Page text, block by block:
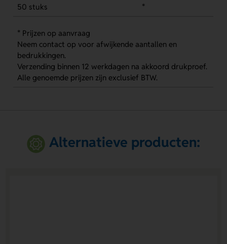
50 stuks
*
* Prijzen op aanvraag
Neem contact op voor afwijkende aantallen en
bedrukkingen.
Verzending binnen 12 werkdagen na akkoord drukproef.
Alle genoemde prijzen zijn exclusief BTW.
Alternatieve producten: